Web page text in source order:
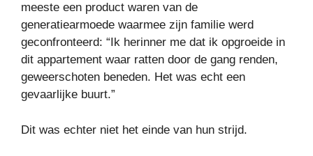
meeste een product waren van de
generatiearmoede waarmee zijn familie werd
geconfronteerd: “Ik herinner me dat ik opgroeide in
dit appartement waar ratten door de gang renden,
geweerschoten beneden. Het was echt een
gevaarlijke buurt.”
Dit was echter niet het einde van hun strijd.